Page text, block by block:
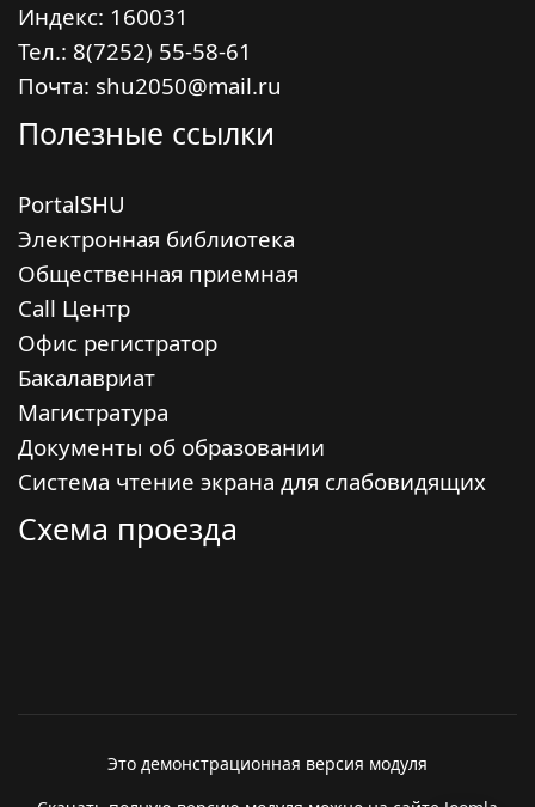
Индекс: 160031
Тел.: 8(7252) 55-58-61
Почта: shu2050@mail.ru
Полезные ссылки
PortalSHU
Электронная библиотека
Общественная приемная
Call Центр
Офис регистратор
Бакалавриат
Магистратура
Документы об образовании
Система чтение экрана для слабовидящих
Схема проезда
Это демонстрационная версия модуля